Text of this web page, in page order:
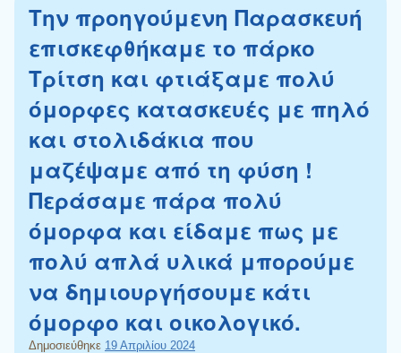
Την προηγούμενη Παρασκευή
επισκεφθήκαμε το πάρκο
Τρίτση και φτιάξαμε πολύ
όμορφες κατασκευές με πηλό
και στολιδάκια που
μαζέψαμε από τη φύση !
Περάσαμε πάρα πολύ
όμορφα και είδαμε πως με
πολύ απλά υλικά μπορούμε
να δημιουργήσουμε κάτι
όμορφο και οικολογικό.
Δημοσιεύθηκε 19 Απριλίου 2024